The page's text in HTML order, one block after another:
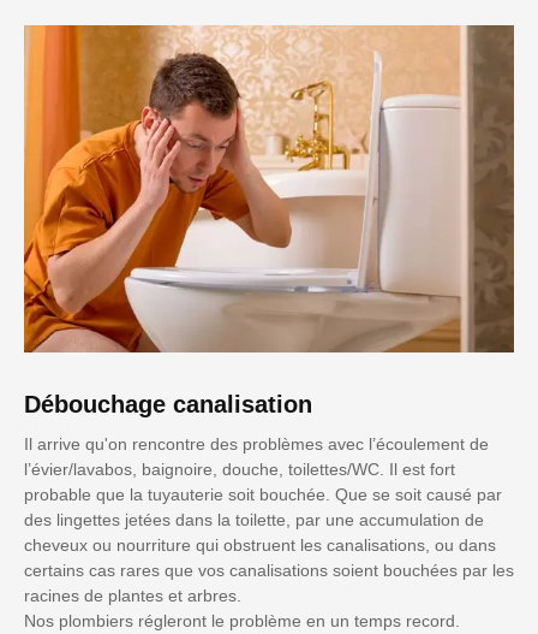
Débouchage canalisation
Il arrive qu'on rencontre des problèmes avec l’écoulement de
l’évier/lavabos, baignoire, douche, toilettes/WC. Il est fort
probable que la tuyauterie soit bouchée. Que se soit causé par
des lingettes jetées dans la toilette, par une accumulation de
cheveux ou nourriture qui obstruent les canalisations, ou dans
certains cas rares que vos canalisations soient bouchées par les
racines de plantes et arbres.
Nos plombiers régleront le problème en un temps record.